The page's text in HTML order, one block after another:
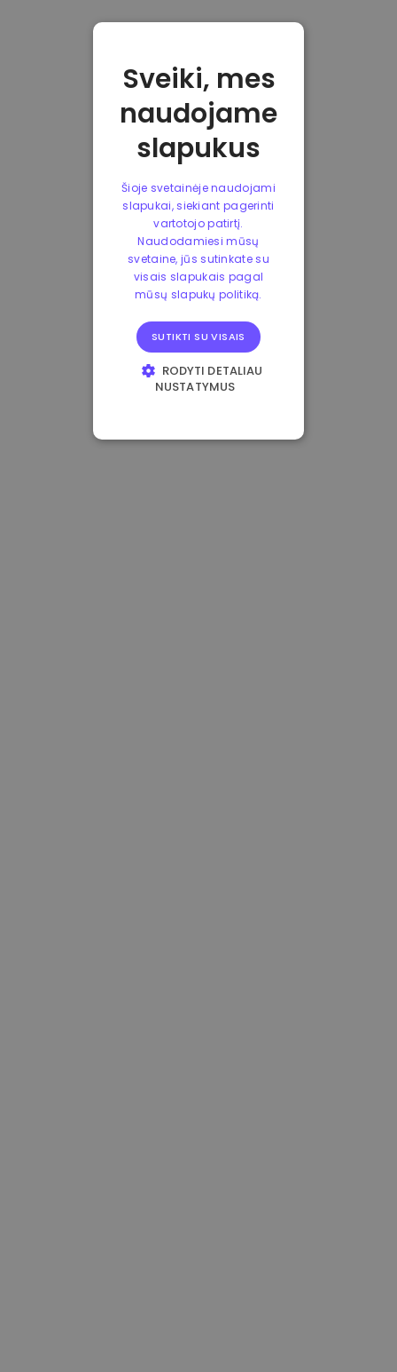
Sveiki, mes
naudojame
slapukus
Šioje svetainėje naudojami
slapukai, siekiant pagerinti
vartotojo patirtį.
Naudodamiesi mūsų
svetaine, jūs sutinkate su
visais slapukais pagal
mūsų slapukų politiką.
SUTIKTI SU VISAIS
RODYTI DETALIAU
NUSTATYMUS